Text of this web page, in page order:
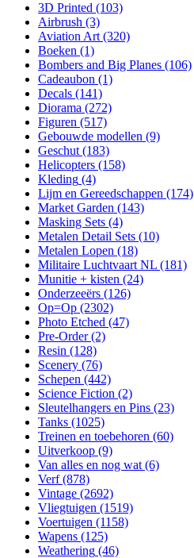
3D Printed (103)
Airbrush (3)
Aviation Art (320)
Boeken (1)
Bombers and Big Planes (106)
Cadeaubon (1)
Decals (141)
Diorama (272)
Figuren (517)
Gebouwde modellen (9)
Geschut (183)
Helicopters (158)
Kleding (4)
Lijm en Gereedschappen (174)
Market Garden (143)
Masking Sets (4)
Metalen Detail Sets (10)
Metalen Lopen (18)
Militaire Luchtvaart NL (181)
Munitie + kisten (24)
Onderzeeërs (126)
Op=Op (2302)
Photo Etched (47)
Pre-Order (2)
Resin (128)
Scenery (76)
Schepen (442)
Science Fiction (2)
Sleutelhangers en Pins (23)
Tanks (1025)
Treinen en toebehoren (60)
Uitverkoop (9)
Van alles en nog wat (6)
Verf (878)
Vintage (2692)
Vliegtuigen (1519)
Voertuigen (1158)
Wapens (125)
Weathering (46)